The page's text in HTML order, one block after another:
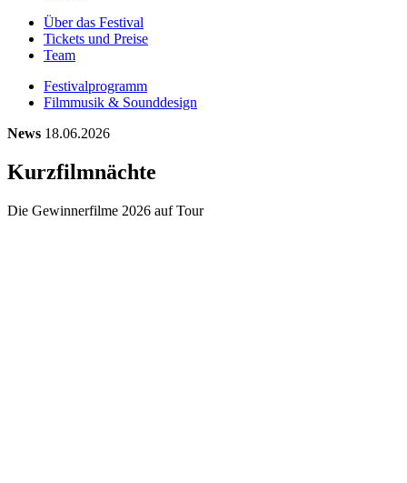
Über das Festival
Tickets und Preise
Team
Festivalprogramm
Filmmusik & Sounddesign
News 18.06.2026
Kurzfilmnächte
Die Gewinnerfilme 2026 auf Tour